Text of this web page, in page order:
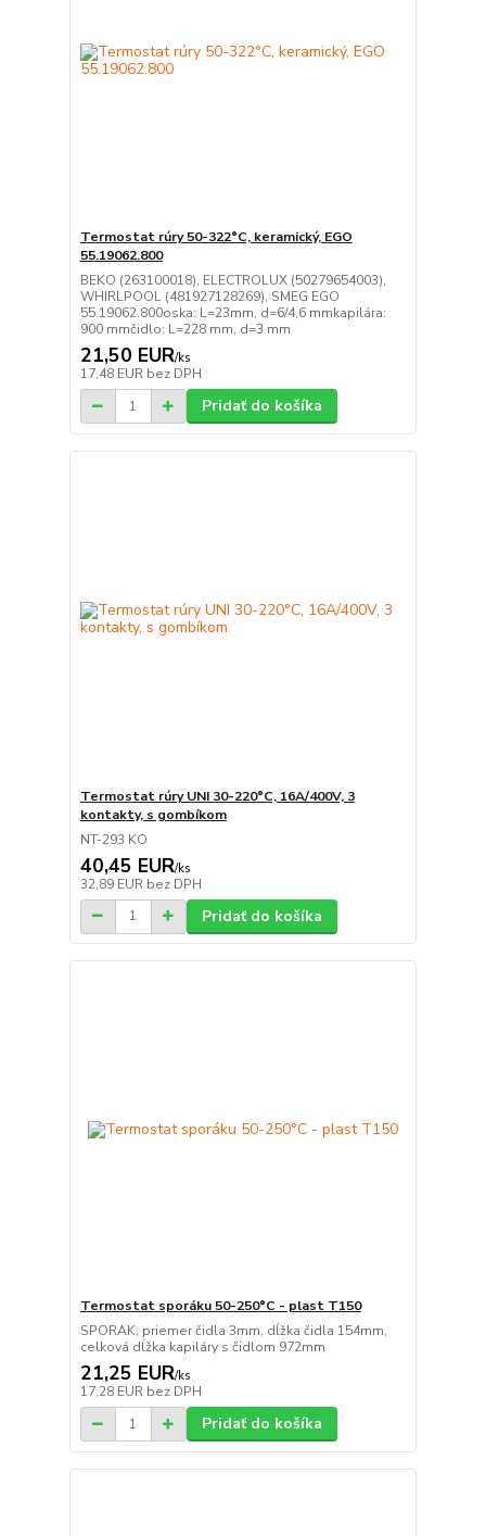
Termostat rúry 50-322°C, keramický, EGO
55.19062.800
BEKO (263100018), ELECTROLUX (50279654003),
WHIRLPOOL (481927128269), SMEG EGO
55.19062.800oska: L=23mm, d=6/4,6 mmkapilára:
900 mmčidlo: L=228 mm, d=3 mm
21,50 EUR/ks
17,48 EUR bez DPH
Pridať do košíka
Termostat rúry UNI 30-220°C, 16A/400V, 3
kontakty, s gombíkom
NT-293 KO
40,45 EUR/ks
32,89 EUR bez DPH
Pridať do košíka
Termostat sporáku 50-250°C - plast T150
SPORAK, priemer čidla 3mm, dĺžka čidla 154mm,
celková dĺžka kapiláry s čidlom 972mm
21,25 EUR/ks
17,28 EUR bez DPH
Pridať do košíka